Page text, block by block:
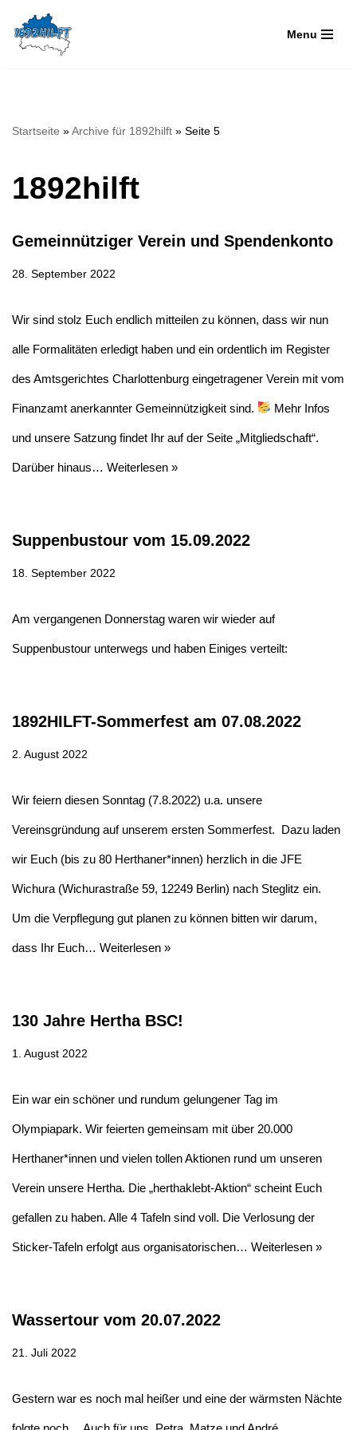
Zum
Menu
Startseite »Archive für 1892hilft » Seite 5
1892hilft
Gemeinnütziger Verein und Spendenkonto
28. September 2022
Wir sind stolz Euch endlich mitteilen zu können, dass wir nun
alle Formalitäten erledigt haben und ein ordentlich im Register
des Amtsgerichtes Charlottenburg eingetragener Verein mit vom
Finanzamt anerkannter Gemeinnützigkeit sind. Mehr Infos
und unsere Satzung findet Ihr auf der Seite „Mitgliedschaft“.
Darüber hinaus… Weiterlesen »
Suppenbustour vom 15.09.2022
18. September 2022
Am vergangenen Donnerstag waren wir wieder auf
Suppenbustour unterwegs und haben Einiges verteilt:
1892HILFT-Sommerfest am 07.08.2022
2. August 2022
Wir feiern diesen Sonntag (7.8.2022) u.a. unsere
Vereinsgründung auf unserem ersten Sommerfest. Dazu laden
wir Euch (bis zu 80 Herthaner*innen) herzlich in die JFE
Wichura (Wichurastraße 59, 12249 Berlin) nach Steglitz ein.
Um die Verpflegung gut planen zu können bitten wir darum,
dass Ihr Euch… Weiterlesen »
130 Jahre Hertha BSC!
1. August 2022
Ein war ein schöner und rundum gelungener Tag im
Olympiapark. Wir feierten gemeinsam mit über 20.000
Herthaner*innen und vielen tollen Aktionen rund um unseren
Verein unsere Hertha. Die „herthaklebt-Aktion“ scheint Euch
gefallen zu haben. Alle 4 Tafeln sind voll. Die Verlosung der
Sticker-Tafeln erfolgt aus organisatorischen… Weiterlesen »
Wassertour vom 20.07.2022
21. Juli 2022
Gestern war es noch mal heißer und eine der wärmsten Nächte